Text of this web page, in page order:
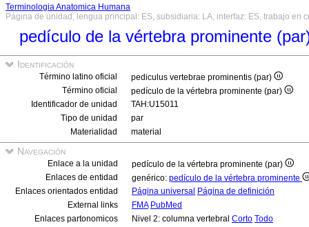
Terminologia Anatomica Humana
Página de unidad, lengua principal: ES, subsidiaria: LA, interfaz: ES, trabajo en
pedículo de la vértebra prominente
Identificación
Término latino oficial
pediculus vertebrae prominentis (par)
Término oficial
pedículo de la vértebra prominente (par)
Identificador de unidad
TAH:U15011
Tipo de unidad
par
Materialidad
material
Navegación
Enlace a la unidad
pedículo de la vértebra prominente (par)
Enlaces de entidad
genérico: pedículo de la vértebra prominente
Enlaces orientados entidad
Página universal Página de definición
External links
FMA PubMed
Enlaces partonomicos
Nivel 2: columna vertebral Corto Todo